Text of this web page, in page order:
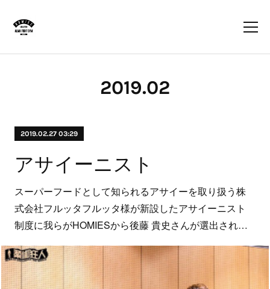
2019.02
2019.02.27 03:29
アサイーニスト
スーパーフードとして知られるアサイーを取り扱う株
式会社フルッタフルッタ様が新設したアサイーニスト
制度に我らがHOMIESから後藤 貴史さんが選出され…